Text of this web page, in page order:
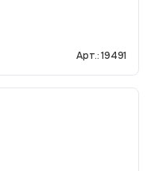
Арт.: 19491